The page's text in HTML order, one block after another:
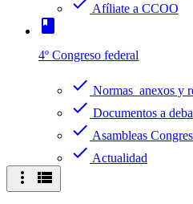
Afíliate a CCOO
book
4º Congreso federal
check Normas anexos y
check Documentos a
check Asambleas
check Actualidad
more_vert view_list